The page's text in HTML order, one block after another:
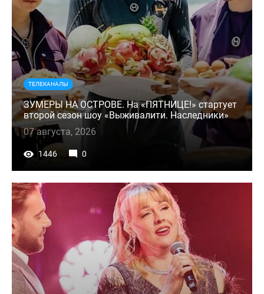
ТЕЛЕКАНАЛЫ
ЗУМЕРЫ НА ОСТРОВЕ. На «ПЯТНИЦЕ!» стартует
второй сезон шоу «Выживалити. Наследники»
07 августа, 2026
1446 0